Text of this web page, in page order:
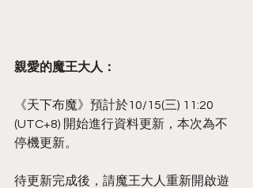
親愛的魔王大人：
《天下布魔》預計於10/15(三) 11:20
(UTC+8) 開始進行資料更新，本次為不
停機更新。
待更新完成後，請魔王大人重新開啟遊